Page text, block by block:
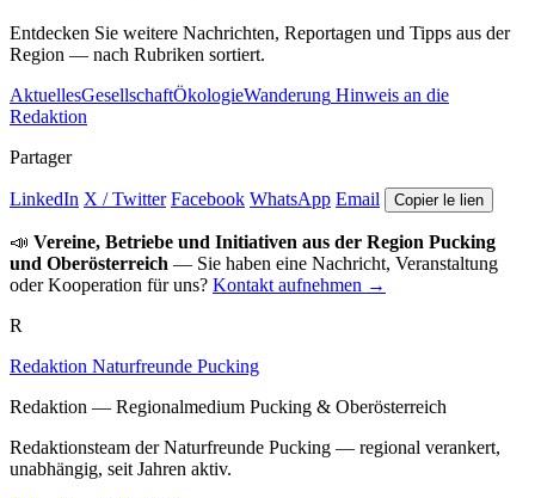
Entdecken Sie weitere Nachrichten, Reportagen und Tipps aus der
Region — nach Rubriken sortiert.
AktuellesGesellschaftÖkologieWanderung Hinweis an die
Redaktion
Partager
LinkedIn X / Twitter Facebook WhatsApp Email Copier le lien
📣 Vereine, Betriebe und Initiativen aus der Region Pucking
und Oberösterreich — Sie haben eine Nachricht, Veranstaltung
oder Kooperation für uns? Kontakt aufnehmen →
R
Redaktion Naturfreunde Pucking
Redaktion — Regionalmedium Pucking & Oberösterreich
Redaktionsteam der Naturfreunde Pucking — regional verankert,
unabhängig, seit Jahren aktiv.